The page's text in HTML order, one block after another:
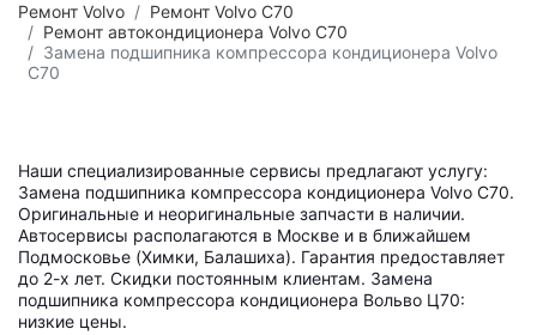
Ремонт Volvo
Ремонт Volvo C70
Ремонт автокондиционера Volvo C70
Замена подшипника компрессора кондиционера Volvo
C70
Наши специализированные сервисы предлагают услугу:
Замена подшипника компрессора кондиционера Volvo C70.
Оригинальные и неоригинальные запчасти в наличии.
Автосервисы располагаются в Москве и в ближайшем
Подмосковье (Химки, Балашиха). Гарантия предоставляет
до 2-х лет. Скидки постоянным клиентам. Замена
подшипника компрессора кондиционера Вольво Ц70:
низкие цены.